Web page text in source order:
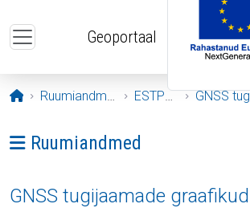
Geoportaal
Avaleht
Ruumiandmed ESTPOS GNSS
Ava menüü: Ruumiandmed
Ruumiandmed
GNSS tugijaamade graafikud